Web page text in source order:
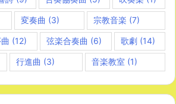
変奏曲 (3) 宗教音楽 (7)
(12) 弦楽合奏曲 (6) 歌劇(14)
行進曲 (3) 音楽教室 (1)